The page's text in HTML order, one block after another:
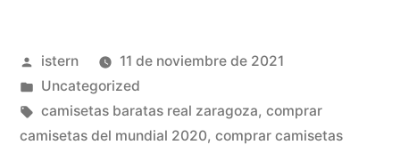
Publicado
por
istern
11 de noviembre de 2021
Publicado
en
Uncategorized
Etiquetas:
camisetas baratas real zaragoza, comprar
camisetas del mundial 2020, comprar camisetas